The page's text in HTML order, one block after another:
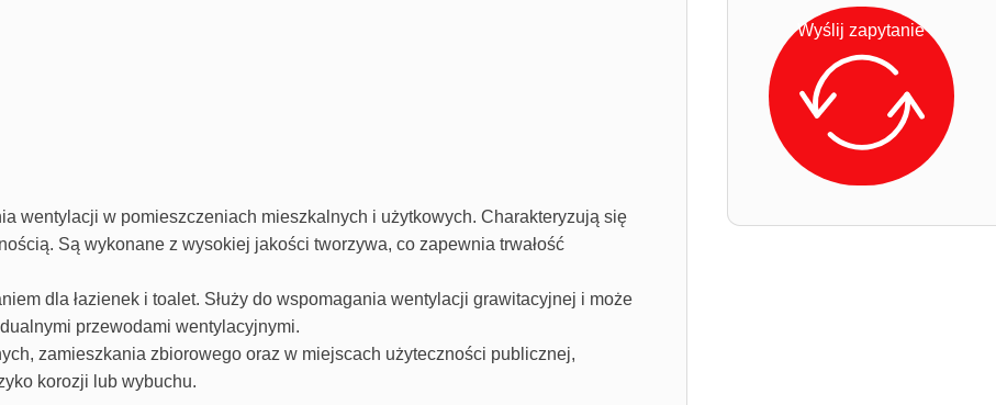
wentylacji w pomieszczeniach mieszkalnych i użytkowych. Charakteryzują się
Są wykonane z wysokiej jakości tworzywa, co zapewnia trwałość
dla łazienek i toalet. Służy do wspomagania wentylacji grawitacyjnej i może
przewodami wentylacyjnymi.
zamieszkania zbiorowego oraz w miejscach użyteczności publicznej,
korozji lub wybuchu.
Wyślij zapytanie